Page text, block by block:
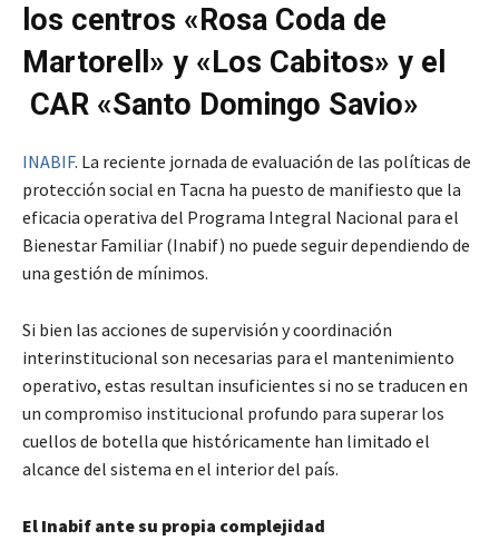
los centros «Rosa Coda de
Martorell» y «Los Cabitos» y el
CAR «Santo Domingo Savio»
INABIF. La reciente jornada de evaluación de las políticas de
protección social en Tacna ha puesto de manifiesto que la
eficacia operativa del Programa Integral Nacional para el
Bienestar Familiar (Inabif) no puede seguir dependiendo de
una gestión de mínimos.
Si bien las acciones de supervisión y coordinación
interinstitucional son necesarias para el mantenimiento
operativo, estas resultan insuficientes si no se traducen en
un compromiso institucional profundo para superar los
cuellos de botella que históricamente han limitado el
alcance del sistema en el interior del país.
El Inabif ante su propia complejidad